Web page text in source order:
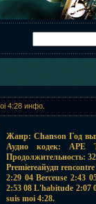
4:28 инфо.
Жанр: Chanson Год
Аудио кодек: APE
Продолжительность:
Premiereайудп
2:29 04 Berceuse 2:43
2:53 08 L'habitude 2:07
suis moi 4:28.